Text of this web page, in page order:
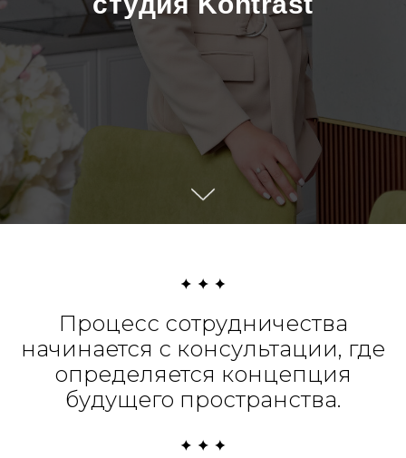
Процесс сотрудничества
начинается с консультации, где
определяется концепция
будущего пространства.